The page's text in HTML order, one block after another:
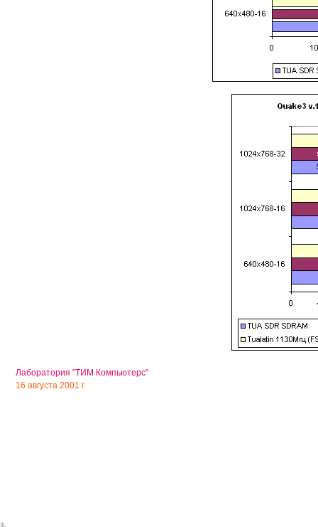
Лаборатория "ТИМ Компьютерс"
16 августа 2001 г.